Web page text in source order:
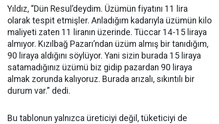
Yıldız, “Dün Resul’deydim. Üzümün fiyatını 11 lira
olarak tespit etmişler. Anladığım kadarıyla üzümün kilo
maliyeti zaten 11 liranın üzerinde. Tüccar 14-15 liraya
almıyor. Kızılbağ Pazarı’ndan üzüm almış bir tanıdığım,
90 liraya aldığını söylüyor. Yani sizin burada 15 liraya
satamadığınız üzümü biz gidip pazardan 90 liraya
almak zorunda kalıyoruz. Burada arızalı, sıkıntılı bir
durum var.” dedi.
Bu tablonun yalnızca üreticiyi değil, tüketiciyi de